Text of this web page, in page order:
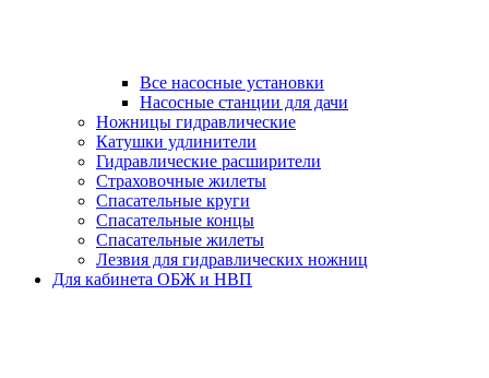
Все насосные установки
Насосные станции для дачи
Ножницы гидравлические
Катушки удлинители
Гидравлические расширители
Страховочные жилеты
Спасательные круги
Спасательные концы
Спасательные жилеты
Лезвия для гидравлических ножниц
Для кабинета ОБЖ и НВП